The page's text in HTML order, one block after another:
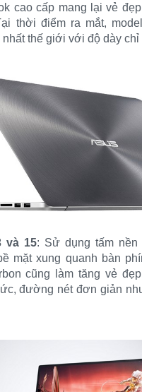
cao cấp mang lại vẻ
thời điểm ra mắt,
nhất thế giới với độ dày chỉ
và 15: Sử dụng tấm nền
mặt xung quanh bàn
cũng làm tăng vẻ
đường nét đơn giản